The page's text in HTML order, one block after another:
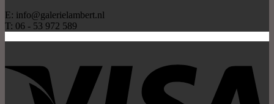
E: info@galerielambert.nl
T: 06 - 53 972 589